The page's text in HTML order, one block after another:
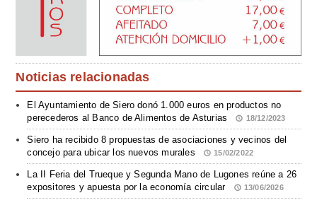
Noticias relacionadas
El Ayuntamiento de Siero donó 1.000 euros en productos no
perecederos al Banco de Alimentos de Asturias
18/12/2023
Siero ha recibido 8 propuestas de asociaciones y vecinos del
concejo para ubicar los nuevos murales
15/02/2022
La II Feria del Trueque y Segunda Mano de Lugones reúne a 26
expositores y apuesta por la economía circular
13/06/2026